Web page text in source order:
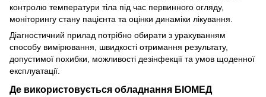
контролю температури тіла під час первинного огляду,
моніторингу стану пацієнта та оцінки динаміки лікування.
Діагностичний прилад потрібно обирати з урахуванням
способу вимірювання, швидкості отримання результату,
допустимої похибки, можливості дезінфекції та умов щоденної
експлуатації.
Де використовується обладнання БІОМЕД